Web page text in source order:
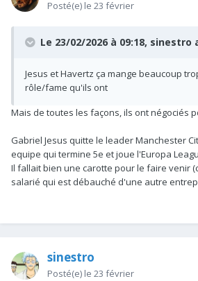
Posté(e) le 23 février
Le 23/02/2026 à 09:18, sinestro
Jesus et Havertz ça mange beaucoup
rôle/fame qu'ils ont
Mais de toutes les façons, ils ont négociés
Gabriel Jesus quitte le leader Manchester
equipe qui termine 5e et joue l'Europa
Il fallait bien une carotte pour le faire venir
salarié qui est débauché d'une autre
sinestro
Posté(e) le 23 février